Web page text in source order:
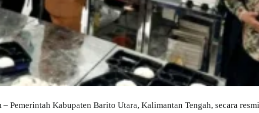
Pemerintah Kabupaten Barito Utara, Kalimantan Tengah, secara resmi